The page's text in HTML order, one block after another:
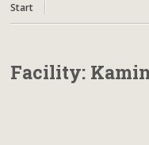
Start
Facility: